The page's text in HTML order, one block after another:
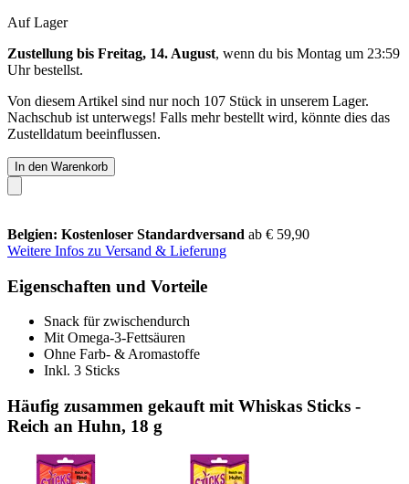
Auf Lager
Zustellung bis Freitag, 14. August, wenn du bis Montag um 23:59
Uhrbestellst.
Von diesem Artikel sind nur noch 107 Stück in unserem Lager.
Nachschub ist unterwegs! Falls mehr bestellt wird, könnte dies das
Zustelldatum beeinflussen.
In den Warenkorb
Belgien: Kostenloser Standardversand ab € 59,90
Weitere Infos zu Versand & Lieferung
Eigenschaften und Vorteile
Snack für zwischendurch
Mit Omega-3-Fettsäuren
Ohne Farb- & Aromastoffe
Inkl. 3 Sticks
Häufig zusammen gekauft mit Whiskas Sticks -
Reich an Huhn, 18 g